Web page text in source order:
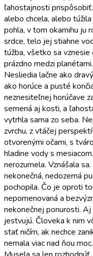
ľahostajnosti
alebo chcela, alebo
pohla, v tom okamihu ju
srdce, telo jej stiahne
túžba, všetko sa
prázdno medzi
Nesliedia lačne ako
ako horúce a pusté
neznesiteľnej horúčave
semená aj kosti, a
vytrhla sama zo seba.
zvrchu, z vtáčej
otvorenými očami, s
hladine vody s
nerozumela. Vznášala
nekonečná, nedozerná
pochopila. Čo je oproti
nepomenovaná a
nekonečnej ponurosti.
jestvujú. Človeka k nim
stať ničím, ak nechce
nemala viac nad ňou